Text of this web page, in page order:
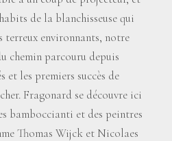
de la blanchisseuse qui
terreux environnants, notre
chemin parcouru depuis
et les premiers succès de
Fragonard se découvre ici
bamboccianti et des peintres
Thomas Wijck et Nicolaes